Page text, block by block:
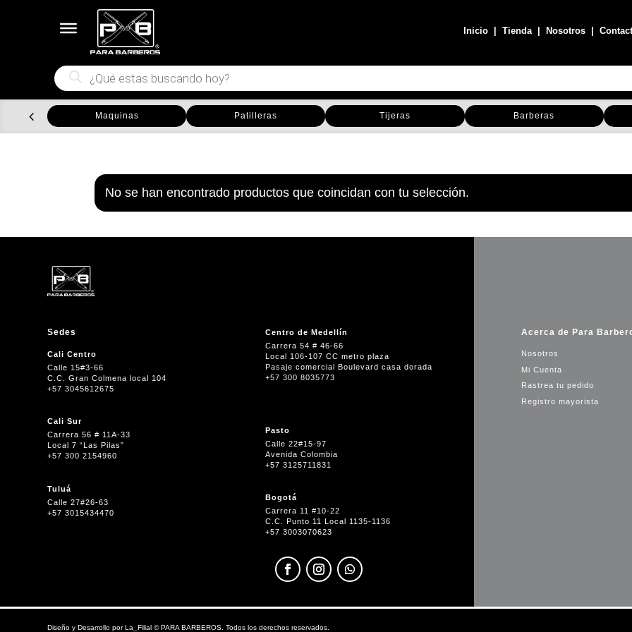
Inicio |Tienda| Nosotros |
Búsqueda
de
productos
Maquinas Patilleras Tijeras Barberas
No se han encontrado productos que coincidan con tu selección.
Sedes
Cali Centro
Calle 15#3-66
C.C. Gran Colmena local 104
+57 3045612675
Cali Sur
Carrera 56 # 11A-33
Local 7 “Las Pilas”
+57 300 2154960
Tuluá
Calle 27#26-63
+57 3015434470
Centro de Medellín
Carrera 54 # 46-66
Local 106-107 CC metro plaza
Pasaje comercial Boulevard casa dorada
+57 300 8035773
Pasto
Calle 22#15-97
Avenida Colombia
+57 3125711831
Bogotá
Carrera 11 #10-22
C.C. Punto 11 Local 1135-1136
+57 3003070623
Acerca de Para
Nosotros
Mi Cuenta
Rastrea tu pedido
Registro mayorista
Diseño y Desarrollo porLa_Filial ©PARA BARBEROS. Todos los derechos reservados.